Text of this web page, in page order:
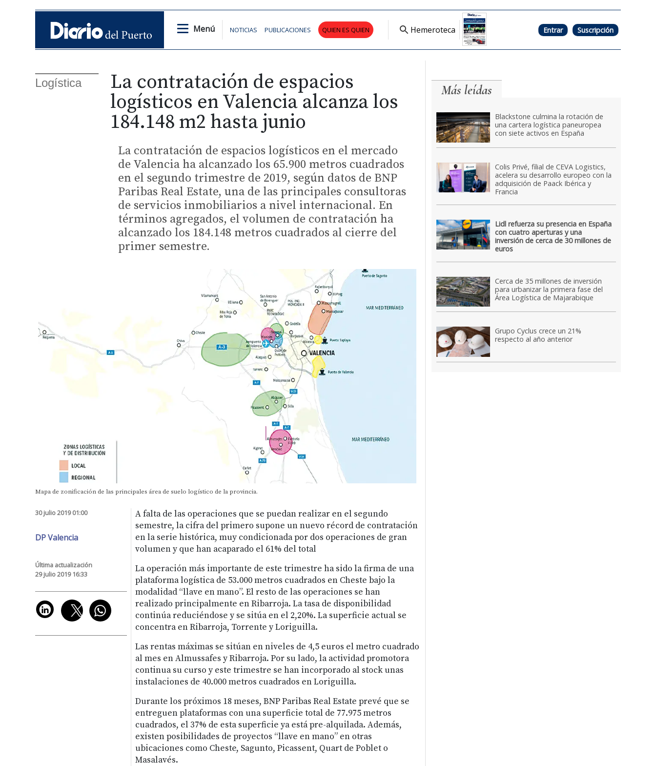
Menú NOTICIAS PUBLICACIONES QUIEN ES QUIEN Hemeroteca Entrar Suscripción
Logística
La contratación de espacios
logísticos en Valencia alcanza los
184.148 m2 hasta junio
La contratación de espacios logísticos en el mercado
de Valencia ha alcanzado los 65.900 metros cuadrados
en el segundo trimestre de 2019, según datos de BNP
Paribas Real Estate, una de las principales consultoras
de servicios inmobiliarios a nivel internacional. En
términos agregados, el volumen de contratación ha
alcanzado los 184.148 metros cuadrados al cierre del
primer semestre.
Mapa de zonificación de las principales área de suelo logístico de la provincia.
30 julio 2019 01:00
DP Valencia
Última actualización
29 julio 2019 16:33
A falta de las operaciones que se puedan realizar en el segundo
semestre, la cifra del primero supone un nuevo récord de contratación
en la serie histórica, muy condicionada por dos operaciones de gran
volumen y que han acaparado el 61% del total
La operación más importante de este trimestre ha sido la firma de una
plataforma logística de 53.000 metros cuadrados en Cheste bajo la
modalidad “llave en mano”. El resto de las operaciones se han
realizado principalmente en Ribarroja. La tasa de disponibilidad
continúa reduciéndose y se sitúa en el 2,20%. La superficie actual se
concentra en Ribarroja, Torrente y Loriguilla.
Las rentas máximas se sitúan en niveles de 4,5 euros el metro cuadrado
al mes en Almussafes y Ribarroja. Por su lado, la actividad promotora
continua su curso y este trimestre se han incorporado al stock unas
instalaciones de 40.000 metros cuadrados en Loriguilla.
Durante los próximos 18 meses, BNP Paribas Real Estate prevé que se
entreguen plataformas con una superficie total de 77.975 metros
cuadrados, el 37% de esta superficie ya está pre-alquilada. Además,
existen posibilidades de proyectos “llave en mano” en otras
ubicaciones como Cheste, Sagunto, Picassent, Quart de Poblet o
Masalavés.
Más leídas
Blackstone culmina la rotación de
una cartera logística paneuropea
con siete activos en España
Colis Privé, filial de CEVA Logistics,
acelera su desarrollo europeo con la
adquisición de Paack Ibérica y
Francia
Lidl refuerza su presencia en España
con cuatro aperturas y una
inversión de cerca de 30 millones de
euros
Cerca de 35 millones de inversión
para urbanizar la primera fase del
Área Logística de Majarabique
Grupo Cyclus crece un 21%
respecto al año anterior